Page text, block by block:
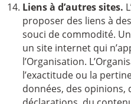
Liens à d’autres sites.
proposer des liens à
souci de commodité.
un site internet qui
l’Organisation.
l’exactitude ou la
données, des opinions,